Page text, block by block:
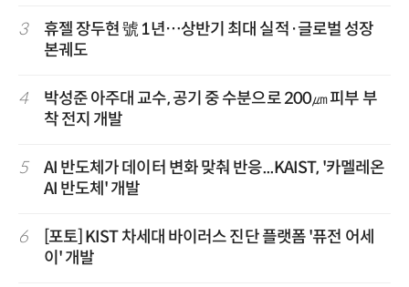
3
휴젤 장두현 號 1년…상반기 최대 실적·글로벌 성장
본궤도
4
박성준 아주대 교수, 공기 중 수분으로 200㎛ 피부 부
착 전지 개발
5
AI 반도체가 데이터 변화 맞춰 반응...KAIST, '카멜레온
AI 반도체' 개발
6
[포토] KIST 차세대 바이러스 진단 플랫폼 '퓨전 어세
이' 개발